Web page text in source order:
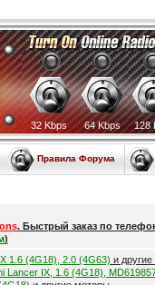
32 Kbps 64 Kbps 128
Правила Форума
. Быстрый заказ по
)
1.6 (4G18), 2.0 (4G63) и
Lancer IX, 1.6 (4G18),